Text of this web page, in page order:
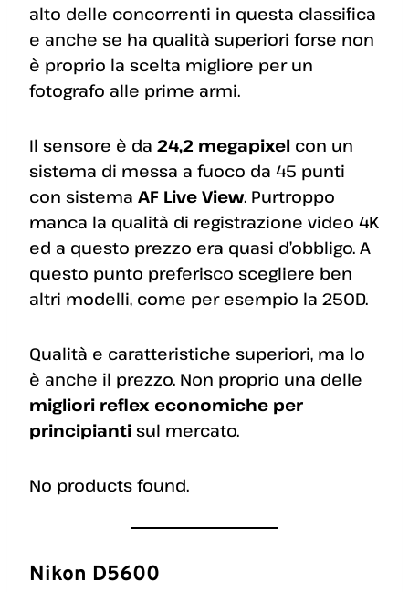
alto delle concorrenti in questa classifica
e anche se ha qualità superiori forse non
è proprio la scelta migliore per un
fotografo alle prime armi.
Il sensore è da 24,2 megapixel con un
sistema di messa a fuoco da 45 punti
con sistema AF Live View. Purtroppo
manca la qualità di registrazione video 4K
ed a questo prezzo era quasi d’obbligo. A
questo punto preferisco scegliere ben
altri modelli, come per esempio la 250D.
Qualità e caratteristiche superiori, ma lo
è anche il prezzo. Non proprio una delle
migliori reflex economiche per
principianti sul mercato.
No products found.
Nikon D5600